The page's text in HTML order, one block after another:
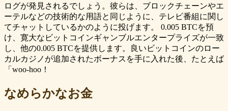
ログが発見されるでしょう。彼らは、ブロックチェーンやエ
ーテルなどの技術的な用語と同じように、テレビ番組に関し
てチャットしているかのように投げます。 0.005 BTCを預
け、寛大なビットコインギャンブルエンタープライズが一致
し、他の0.005 BTCを提供します。良いビットコインのロー
カルカジノが追加されたボーナスを手に入れた後、たとえば
「woo-hoo！
なめらかなお金